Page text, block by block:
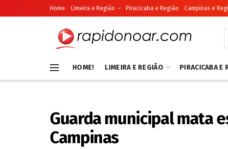
Home Limeira e Região Piracicaba e Região Campinas e
HOME! LIMEIRA E REGIÃO PIRACICABA E
Guarda municipal mata
Campinas